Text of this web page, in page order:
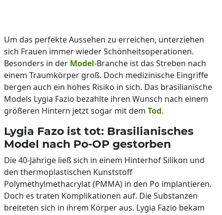
Um das perfekte Aussehen zu erreichen, unterziehen
sich Frauen immer wieder Schönheitsoperationen.
Besonders in der Model-Branche ist das Streben nach
einem Traumkörper groß. Doch medizinische Eingriffe
bergen auch ein hohes Risiko in sich. Das brasilianische
Models Lygia Fazio bezahlte ihren Wunsch nach einem
größeren Hintern jetzt sogar mit dem Tod.
Lygia Fazo ist tot: Brasilianisches
Model nach Po-OP gestorben
Die 40-Jährige ließ sich in einem Hinterhof Silikon und
den thermoplastischen Kunststoff
Polymethylmethacrylat (PMMA) in den Po implantieren.
Doch es traten Komplikationen auf. Die Substanzen
breiteten sich in ihrem Körper aus. Lygia Fazio bekam